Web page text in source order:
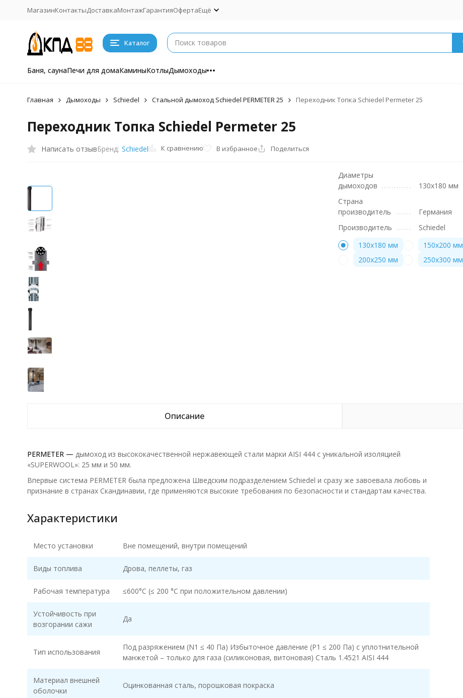
МагазинКонтактыДоставкаМонтажГарантияОфертаЕщё
Каталог
Баня, саунаПечи для домаКаминыКотлыДымоходы
Главная Дымоходы Schiedel Стальной дымоход Schiedel PERMETER 25 Переходник Топка Schiedel Permeter 25
Переходник Топка Schiedel Permeter 25
Написать отзывБренд: Schiedel К сравнению В избранное Поделиться
Диаметры
дымоходов
130х180 мм
Страна
производитель
Германия
Производитель
Schiedel
130х180 мм
150х200 мм
200х250 мм
250х300 мм
Описание
PERMETER — дымоход из высококачественной нержавеющей стали марки AISI 444 с уникальной изоляцией
«SUPERWOOL»: 25 мм и 50 мм.
Впервые система PERMETER была предложена Шведским подразделением Schiedel и сразу же завоевала любовь и
признание в странах Скандинавии, где применяются высокие требования по безопасности и стандартам качества.
Характеристики
Место установки Вне помещений, внутри помещений
Виды топлива Дрова, пеллеты, газ
Рабочая температура ≤600°C (≤ 200 °C при положительном давлении)
Устойчивость при
возгорании сажи
Да
Тип использования
Под разряжением (N1 ≤ 40 Па) Избыточное давление (P1 ≤ 200 Па) с уплотнительной
манжетой – только для газа (силиконовая, витоновая) Сталь 1.4521 AISI 444
Материал внешней
оболочки
Оцинкованная сталь, порошковая покраска